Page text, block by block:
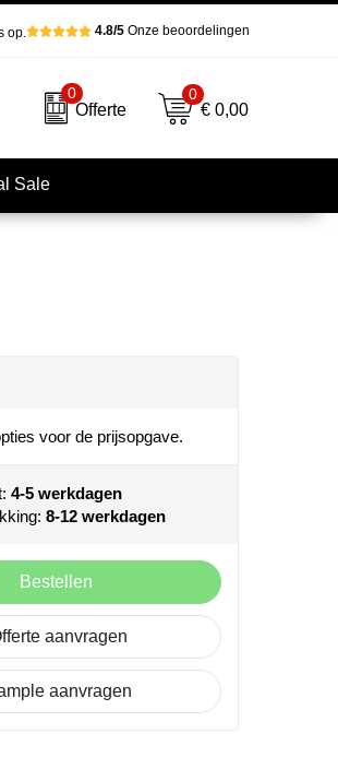
op. 4.8/5Onze beoordelingen
0
Offerte
0
€ 0,00
Sale
voor de prijsopgave.
4-5 werkdagen
8-12 werkdagen
Bestellen
aanvragen
aanvragen